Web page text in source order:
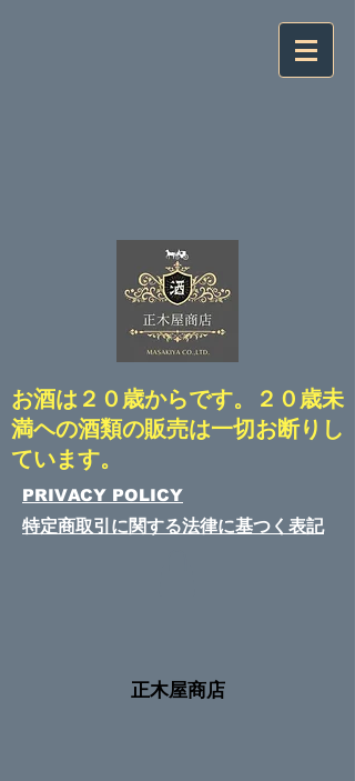
​お酒は２０歳からです。２０歳未
満ヘの酒類の販売は一切お断りし
ています。
​PRIVACY POLICY
特定商取引に関する法律​に基つく表記
​正木屋商店